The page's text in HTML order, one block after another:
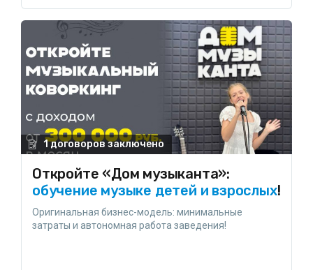
1 договоров заключено
Откройте «Дом музыканта»:
обучение музыке детей и взрослых!
Оригинальная бизнес-модель: минимальные
затраты и автономная работа заведения!